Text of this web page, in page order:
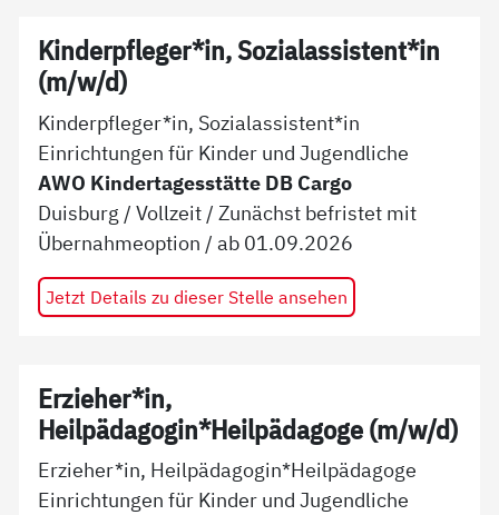
Kinderpfleger*in, Sozialassistent*in
(m/w/d)
Kinderpfleger*in, Sozialassistent*in
Einrichtungen für Kinder und Jugendliche
AWO Kindertagesstätte DB Cargo
Duisburg /Vollzeit /Zunächst befristet mit
Übernahmeoption / ab 01.09.2026
Jetzt Details zu dieser Stelle ansehen
Erzieher*in,
Heilpädagogin*Heilpädagoge (m/w/d)
Erzieher*in, Heilpädagogin*Heilpädagoge
Einrichtungen für Kinder und Jugendliche